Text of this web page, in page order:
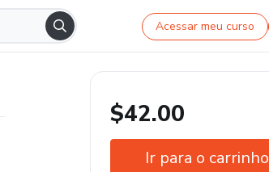
Acessar meu curso
$42.00
Ir para o carrinho